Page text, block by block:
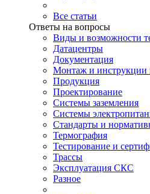
Все статьи
Ответы на вопросы
Виды и возможности
Датацентры
Документация
Монтаж и инструкции
Продукция
Проектирование
Системы заземления
Системы
Стандарты и
Термография
Тестирование и
Трассы
Эксплуатация СКС
Разное